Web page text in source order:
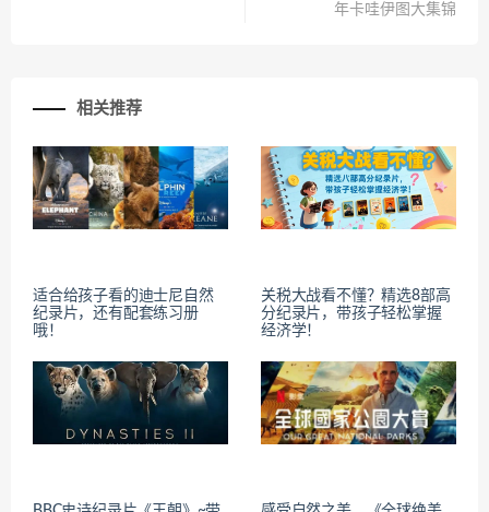
年卡哇伊图大集锦
相关推荐
适合给孩子看的迪士尼自然
纪录片，还有配套练习册
哦！
关税大战看不懂？精选8部高
分纪录片，带孩子轻松掌握
经济学！